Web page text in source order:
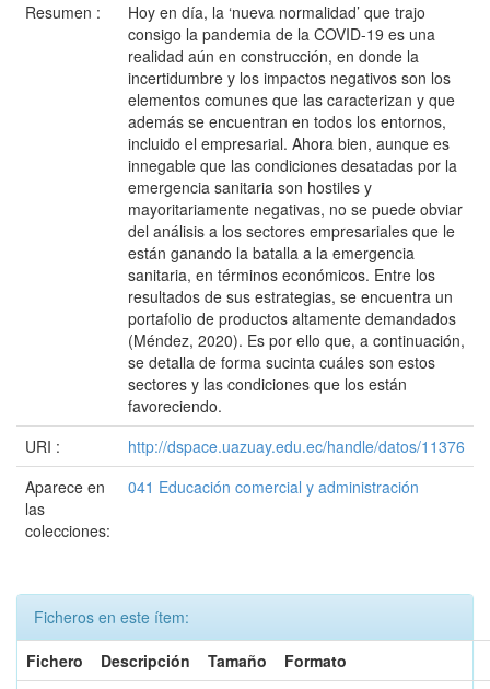
Resumen :
Hoy en día, la ‘nueva normalidad’ que trajo
consigo la pandemia de la COVID-19 es una
realidad aún en construcción, en donde la
incertidumbre y los impactos negativos son los
elementos comunes que las caracterizan y que
además se encuentran en todos los entornos,
incluido el empresarial. Ahora bien, aunque es
innegable que las condiciones desatadas por la
emergencia sanitaria son hostiles y
mayoritariamente negativas, no se puede obviar
del análisis a los sectores empresariales que le
están ganando la batalla a la emergencia
sanitaria, en términos económicos. Entre los
resultados de sus estrategias, se encuentra un
portafolio de productos altamente demandados
(Méndez, 2020). Es por ello que, a continuación,
se detalla de forma sucinta cuáles son estos
sectores y las condiciones que los están
favoreciendo.
URI :
http://dspace.uazuay.edu.ec/handle/datos/11376
Aparece en
las
colecciones:
041 Educación comercial y administración
Ficheros en este ítem:
Fichero
Descripción Tamaño
Formato